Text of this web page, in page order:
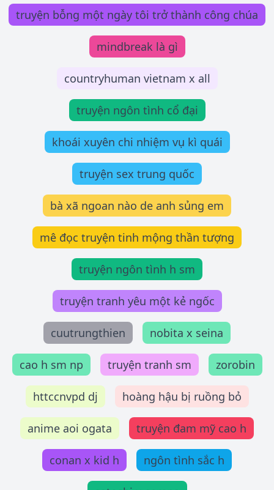
truyện bỗng một ngày tôi trở thành công chúa
mindbreak là gì
countryhuman vietnam x all
truyện ngôn tình cổ đại
khoái xuyên chi nhiệm vụ kì quái
truyện sex trung quốc
bà xã ngoan nào de anh sủng em
mê đọc truyện tinh mộng thần tượng
truyện ngôn tình h sm
truyện tranh yêu một kẻ ngốc
cuutrungthien nobita x seina
cao h sm np truyện tranh sm zorobin
httccnvpd dj hoàng hậu bị ruồng bỏ
anime aoi ogata truyện đam mỹ cao h
conan x kid h ngôn tình sắc h